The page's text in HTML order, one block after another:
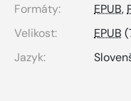
Formáty:
EPUB,
Velikost:
EPUB
Jazyk: